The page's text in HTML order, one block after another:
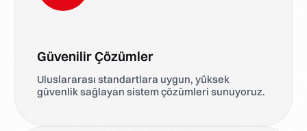
Güvenilir Çözümler
Uluslararası standartlara uygun, yüksek
güvenlik sağlayan sistem çözümleri sunuyoruz.